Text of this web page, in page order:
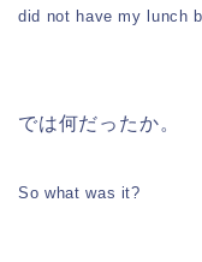
did not have my lunch
では何だったか。
So what was it?